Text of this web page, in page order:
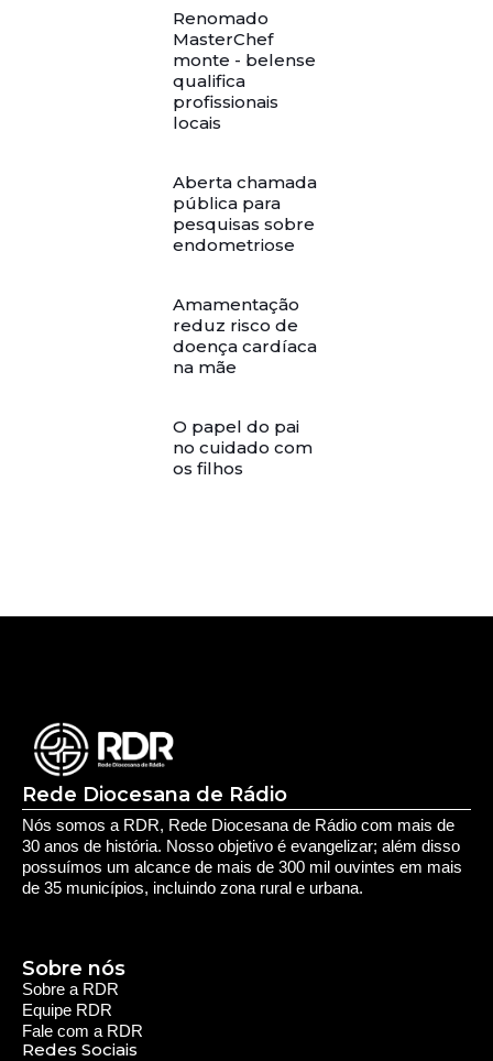
Renomado
MasterChef
monte - belense
qualifica
profissionais
locais
Aberta chamada
pública para
pesquisas sobre
endometriose
Amamentação
reduz risco de
doença cardíaca
na mãe
O papel do pai
no cuidado com
os filhos
Rede Diocesana de Rádio
Nós somos a RDR, Rede Diocesana de Rádio com mais de
30 anos de história. Nosso objetivo é evangelizar; além disso
possuímos um alcance de mais de 300 mil ouvintes em mais
de 35 municípios, incluindo zona rural e urbana.
Sobre a RDR
Equipe RDR
Fale com a RDR
Redes Sociais
Sobre nós